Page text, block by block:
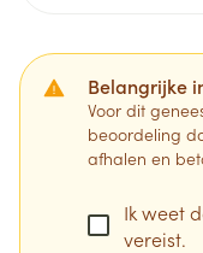
Belangrijke
Voor dit
beoordeling
afhalen en
Ik weet
vereist.